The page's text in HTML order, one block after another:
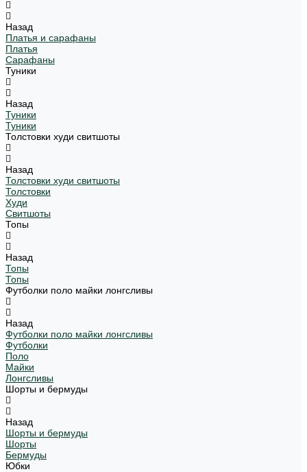
Назад
Платья и сарафаны
Платья
Сарафаны
Туники
Назад
Туники
Туники
Толстовки худи свитшоты
Назад
Толстовки худи свитшоты
Толстовки
Худи
Свитшоты
Топы
Назад
Топы
Топы
Футболки поло майки лонгсливы
Назад
Футболки поло майки лонгсливы
Футболки
Поло
Майки
Лонгсливы
Шорты и бермуды
Назад
Шорты и бермуды
Шорты
Бермуды
Юбки